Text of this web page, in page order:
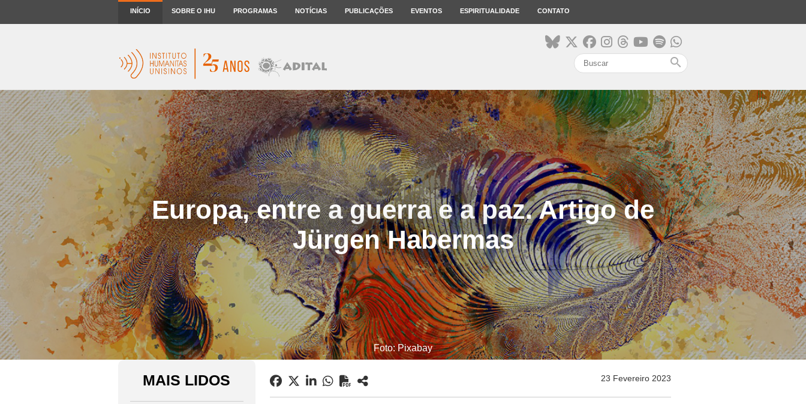
INÍCIO SOBRE O IHU PROGRAMAS NOTÍCIAS PUBLICAÇÕES EVENTOS ESPIRITUALIDADE CONTATO
search
Europa, entre a guerra e a paz. Artigo de
Jürgen Habermas
Foto: Pixabay
MAIS LIDOS 23 Fevereiro 2023